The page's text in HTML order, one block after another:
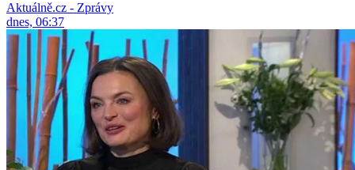
Aktuálně.cz - Zprávy
dnes, 06:37